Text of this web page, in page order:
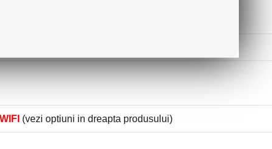
(vezi optiuni in dreapta produsului)